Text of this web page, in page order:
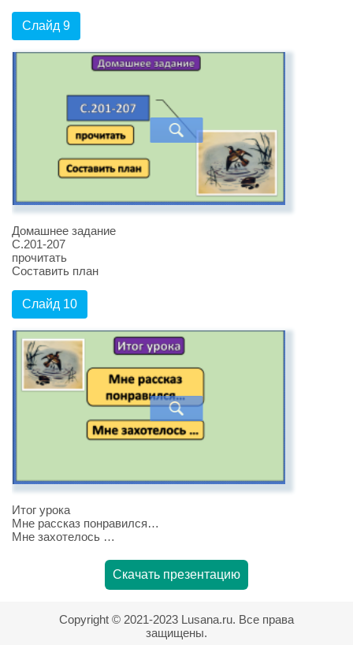
Слайд 9
Домашнее задание
С.201-207
прочитать
Составить план
Слайд 10
Итог урока
Мне рассказ понравился…
Мне захотелось …
Скачать презентацию
Copyright © 2021-2023 Lusana.ru. Все права
защищены.